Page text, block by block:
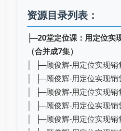
资源目录列表：
├─20堂定位课：用定位实
（合并成7集）
│ ├─顾俊辉-用定位实现
│ ├─顾俊辉-用定位实现
│ ├─顾俊辉-用定位实现
│ ├─顾俊辉-用定位实现
│ ├─顾俊辉-用定位实现